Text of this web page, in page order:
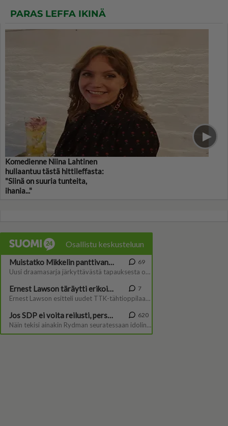
PARAS LEFFA IKINÄ
Komedienne Niina Lahtinen
hullaantuu tästä hittileffasta:
"Siinä on suuria tunteita,
ihania..."